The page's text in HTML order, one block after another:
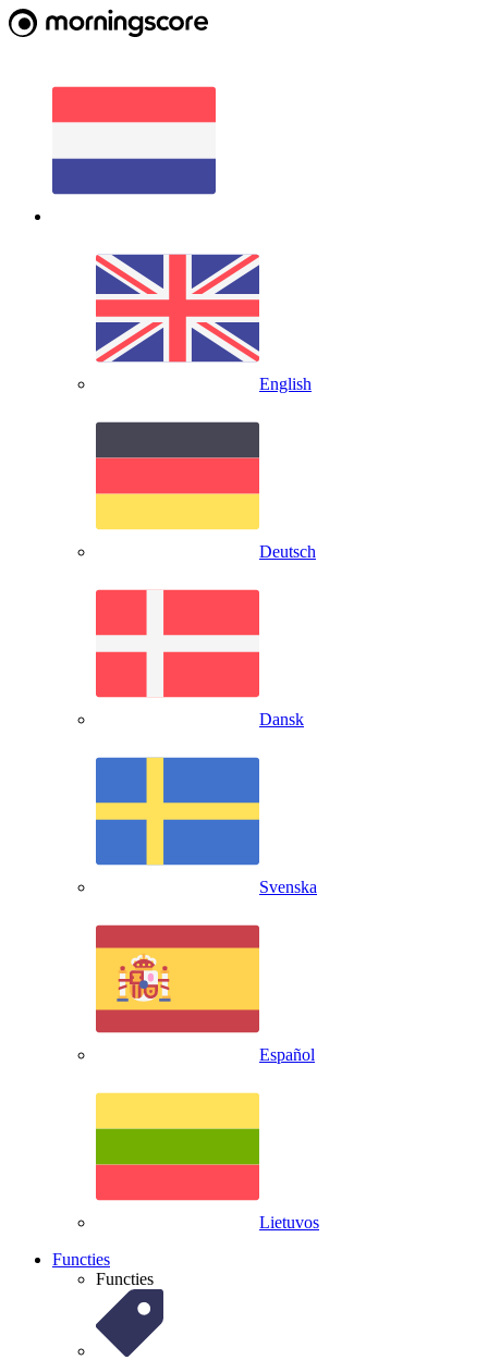
English
Deutsch
Dansk
Svenska
Español
Lietuvos
Functies
Functies